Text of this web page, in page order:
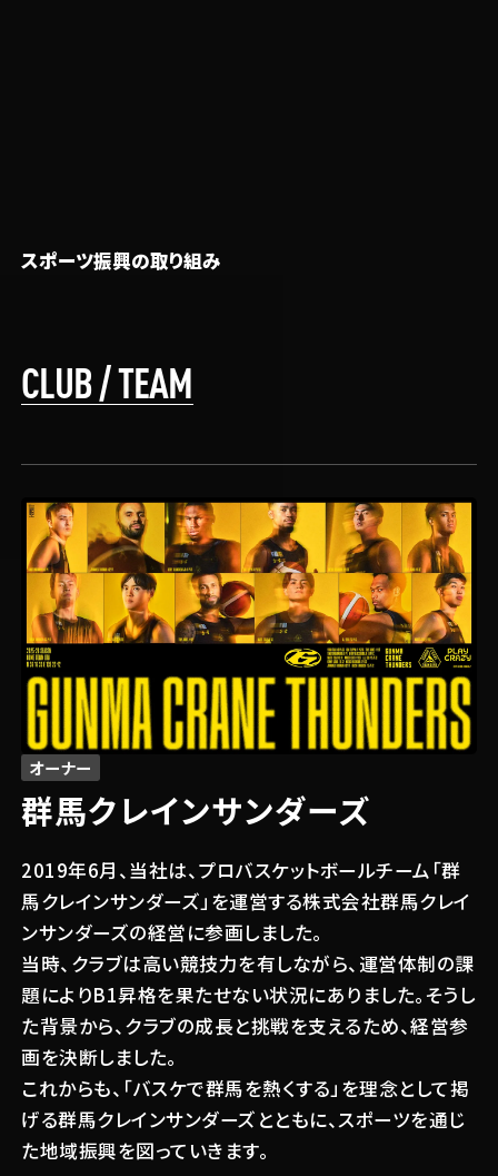
スポーツ振興の取り組み
CLUB / TEAM
オーナー
群馬クレインサンダーズ
2019年6月、当社は、プロバスケットボールチーム「群
馬クレインサンダーズ」を運営する株式会社群馬クレイ
ンサンダーズの経営に参画しました。
当時、クラブは高い競技力を有しながら、運営体制の課
題によりB1昇格を果たせない状況にありました。そうし
た背景から、クラブの成長と挑戦を支えるため、経営参
画を決断しました。
これからも、「バスケで群馬を熱くする」を理念として掲
げる群馬クレインサンダーズとともに、スポーツを通じ
た地域振興を図っていきます。
関連する記事
#試合 / イベント
2025.08.05
「できない」が「できる」に変わる瞬間
へ！「O-EN KIDS チャレンジ 車いすバス
ケアカデミー」レポート
#試合 / イベント
2025.07.29
挑戦を後押しする「食」のパワー！群馬
クレインサンダーズ淺野ケニー選手「応